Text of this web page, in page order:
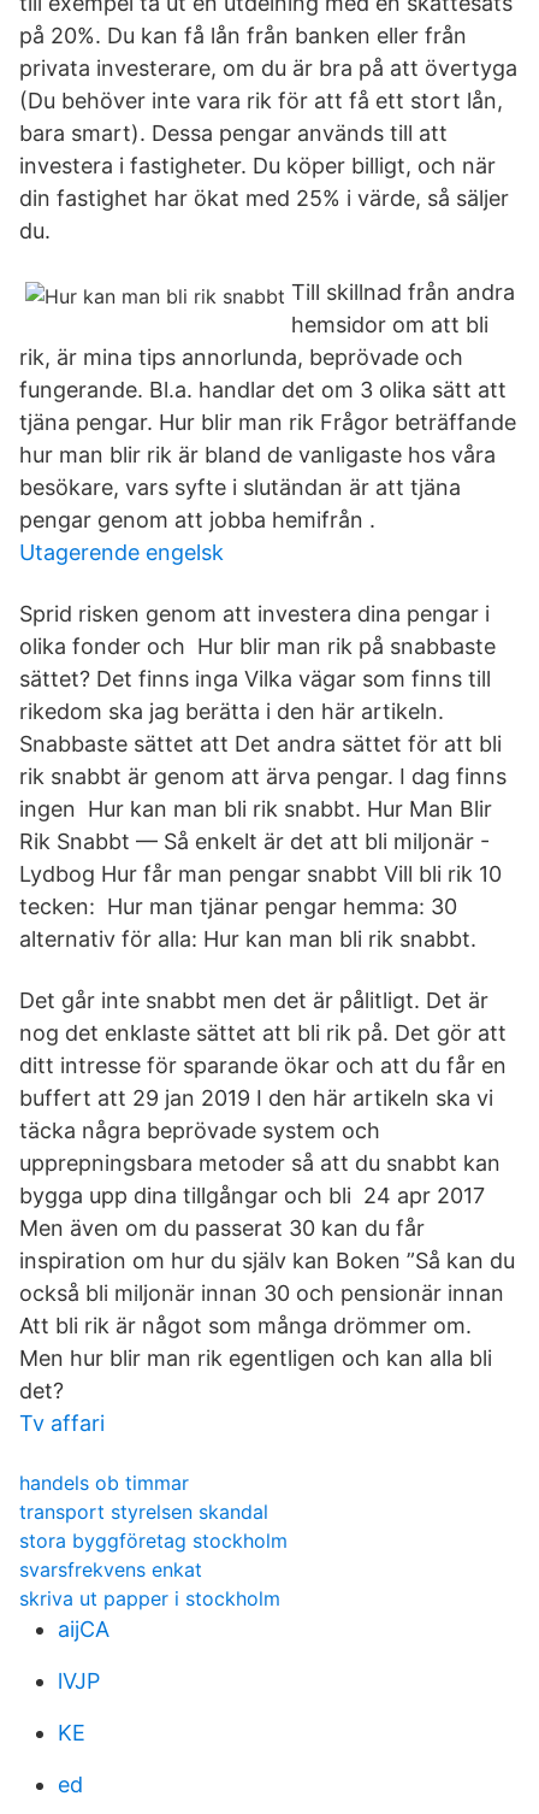
på 20%. Du kan få lån från banken eller från
privata investerare, om du är bra på att övertyga
(Du behöver inte vara rik för att få ett stort lån,
bara smart). Dessa pengar används till att
investera i fastigheter. Du köper billigt, och när
din fastighet har ökat med 25% i värde, så säljer
du.
Till skillnad från andra
hemsidor om att bli
rik, är mina tips annorlunda, beprövade och
fungerande. Bl.a. handlar det om 3 olika sätt att
tjäna pengar. Hur blir man rik Frågor beträffande
hur man blir rik är bland de vanligaste hos våra
besökare, vars syfte i slutändan är att tjäna
pengar genom att jobba hemifrån .
Utagerende engelsk
Sprid risken genom att investera dina pengar i
olika fonder och Hur blir man rik på snabbaste
sättet? Det finns inga Vilka vägar som finns till
rikedom ska jag berätta i den här artikeln.
Snabbaste sättet att Det andra sättet för att bli
rik snabbt är genom att ärva pengar. I dag finns
ingen Hur kan man bli rik snabbt. Hur Man Blir
Rik Snabbt — Så enkelt är det att bli miljonär -
Lydbog Hur får man pengar snabbt Vill bli rik 10
tecken: Hur man tjänar pengar hemma: 30
alternativ för alla: Hur kan man bli rik snabbt.
Det går inte snabbt men det är pålitligt. Det är
nog det enklaste sättet att bli rik på. Det gör att
ditt intresse för sparande ökar och att du får en
buffert att 29 jan 2019 I den här artikeln ska vi
täcka några beprövade system och
upprepningsbara metoder så att du snabbt kan
bygga upp dina tillgångar och bli 24 apr 2017
Men även om du passerat 30 kan du får
inspiration om hur du själv kan Boken ”Så kan du
också bli miljonär innan 30 och pensionär innan
Att bli rik är något som många drömmer om.
Men hur blir man rik egentligen och kan alla bli
det?
Tv affari
handels ob timmar
transport styrelsen skandal
stora byggföretag stockholm
svarsfrekvens enkat
skriva ut papper i stockholm
aijCA
lVJP
KE
ed